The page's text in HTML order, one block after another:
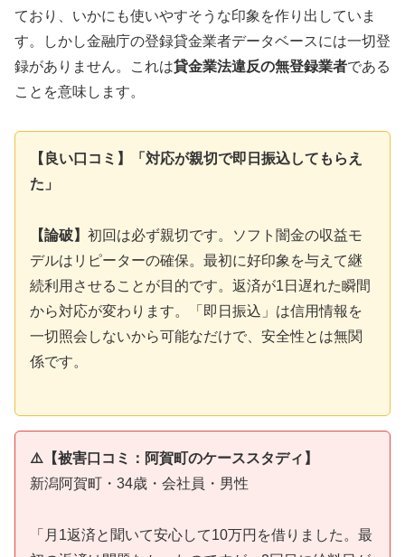
ており、いかにも使いやすそうな印象を作り出していま
す。しかし金融庁の登録貸金業者データベースには一切登
録がありません。これは貸金業法違反の無登録業者である
ことを意味します。
【良い口コミ】「対応が親切で即日振込してもらえ
た」
【論破】 初回は必ず親切です。ソフト闇金の収益モ
デルはリピーターの確保。最初に好印象を与えて継
続利用させることが目的です。返済が1日遅れた瞬間
から対応が変わります。「即日振込」は信用情報を
一切照会しないから可能なだけで、安全性とは無関
係です。
⚠️【被害口コミ：阿賀町のケーススタディ】
新潟阿賀町・34歳・会社員・男性
「月1返済と聞いて安心して10万円を借りました。最